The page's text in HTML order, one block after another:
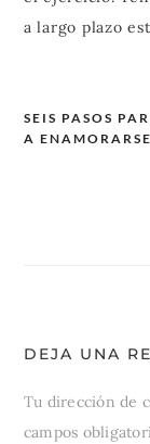
a largo plazo
SEIS PASOS
A ENAMORARSE
DEJA UNA
Tu dirección de
campos